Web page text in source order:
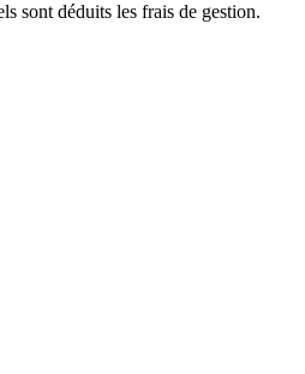
sont déduits les frais de gestion.